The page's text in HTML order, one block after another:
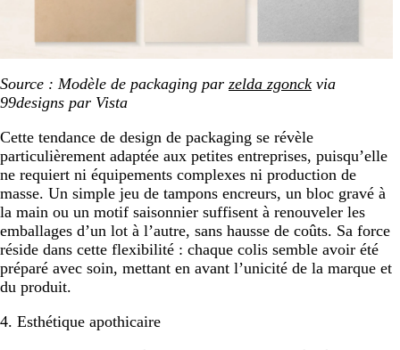
Source : Modèle de packaging par zelda zgonck via
99designs par Vista
Cette tendance de design de packaging se révèle
particulièrement adaptée aux petites entreprises, puisqu’elle
ne requiert ni équipements complexes ni production de
masse. Un simple jeu de tampons encreurs, un bloc gravé à
la main ou un motif saisonnier suffisent à renouveler les
emballages d’un lot à l’autre, sans hausse de coûts. Sa force
réside dans cette flexibilité : chaque colis semble avoir été
préparé avec soin, mettant en avant l’unicité de la marque et
du produit.
4. Esthétique apothicaire